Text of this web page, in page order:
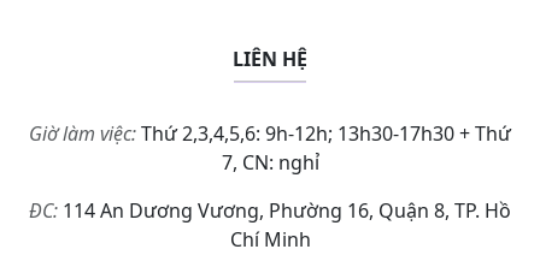
LIÊN HỆ
Giờ làm việc:Thứ 2,3,4,5,6: 9h-12h; 13h30-17h30 + Thứ
7, CN: nghỉ
ĐC: 114 An Dương Vương, Phường 16, Quận 8, TP. Hồ
Chí Minh